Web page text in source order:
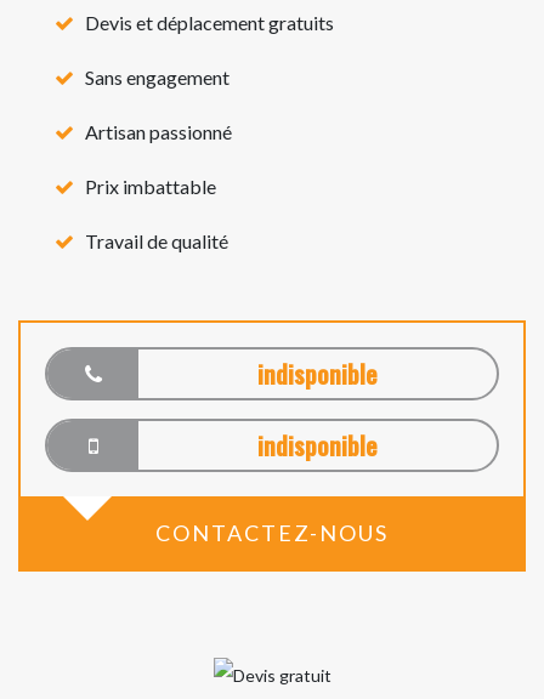
Devis et déplacement gratuits
Sans engagement
Artisan passionné
Prix imbattable
Travail de qualité
indisponible
indisponible
CONTACTEZ-NOUS